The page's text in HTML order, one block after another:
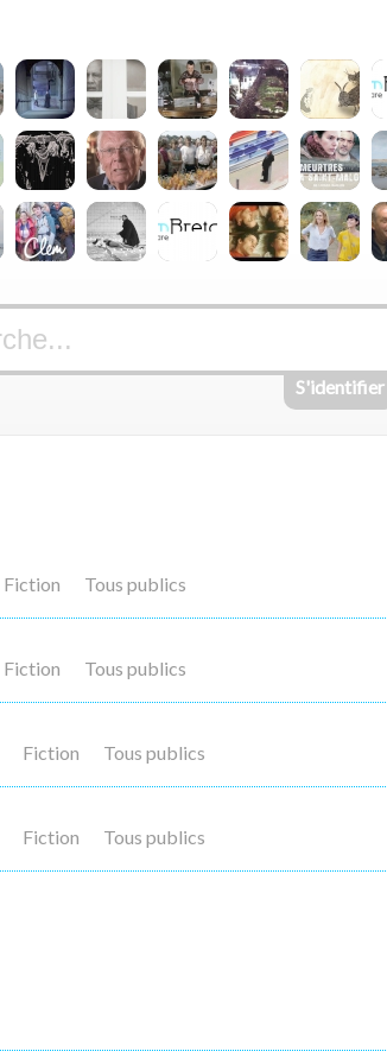
S'identifier
Fiction Tous publics
Fiction Tous publics
Fiction Tous publics
Fiction Tous publics